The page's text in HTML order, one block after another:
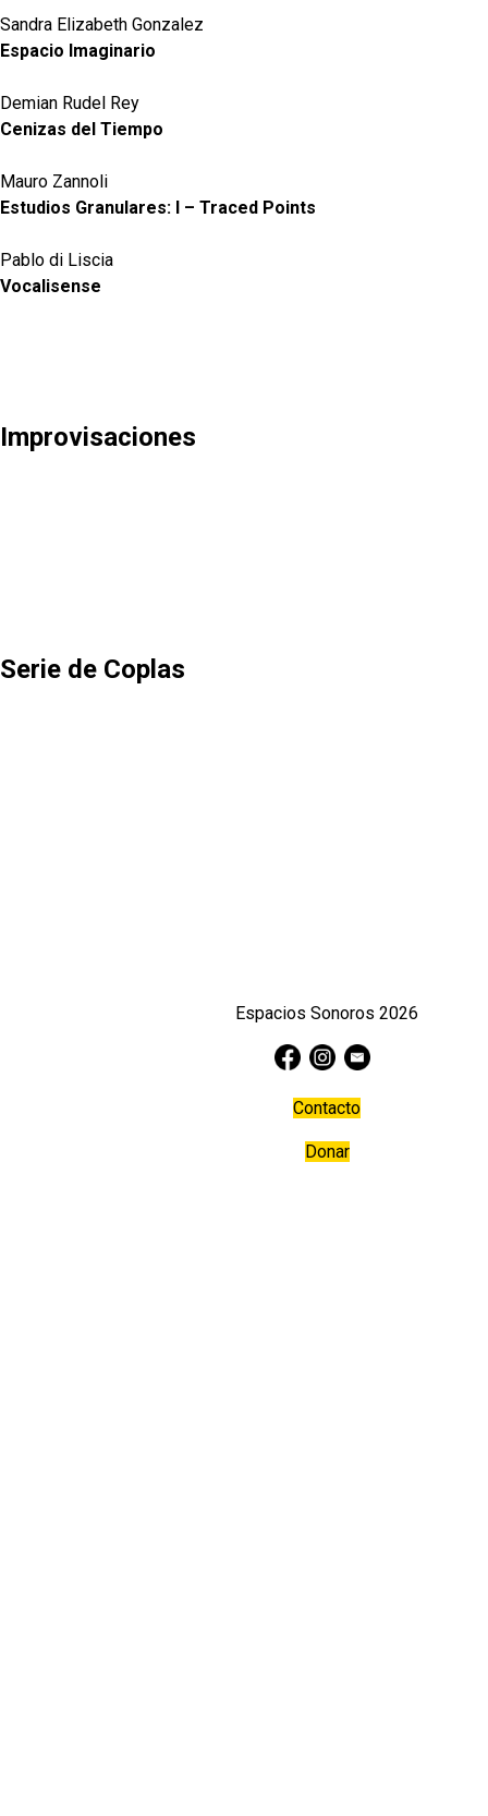
Sandra Elizabeth Gonzalez
Espacio Imaginario
Demian Rudel Rey
Cenizas del Tiempo
Mauro Zannoli
Estudios Granulares: I – Traced Points
Pablo di Liscia
Vocalisense
Improvisaciones
Serie de Coplas
Espacios Sonoros 2026
Contacto
Donar